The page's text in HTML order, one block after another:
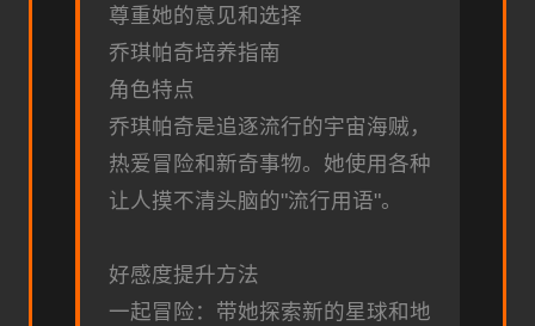
尊重她的意见和选择
乔琪帕奇培养指南
角色特点
乔琪帕奇是追逐流行的宇宙海贼，
热爱冒险和新奇事物。她使用各种
让人摸不清头脑的"流行用语"。
好感度提升方法
一起冒险：带她探索新的星球和地